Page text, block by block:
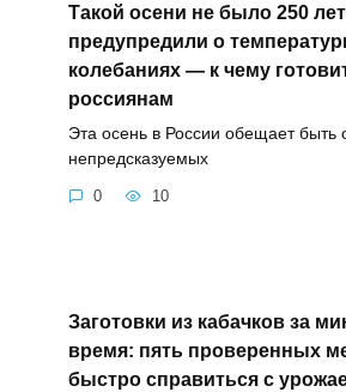
Такой осени не было 250
предупредили о
колебаниях — к чему
россиянам
Эта осень в России обещает быть
непредсказуемых
0 10
Заготовки из кабачков за
время: пять проверенных
быстро справиться с